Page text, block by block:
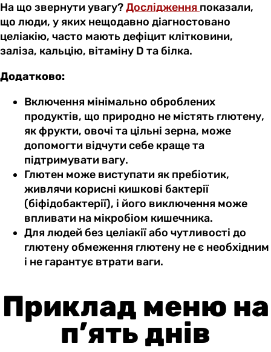
На що звернути увагу?Дослідження показали,
що люди, у яких нещодавно діагностовано
целіакію, часто мають дефіцит клітковини,
заліза, кальцію, вітаміну D та білка.
Додатково:
Включення мінімально оброблених
продуктів, що природно не містять глютену,
як фрукти, овочі та цільні зерна, може
допомогти відчути себе краще та
підтримувати вагу.
Глютен може виступати як пребіотик,
живлячи корисні кишкові бактерії
(біфідобактерії), і його виключення може
впливати на мікробіом кишечника.
Для людей без целіакії або чутливості до
глютену обмеження глютену не є необхідним
і не гарантує втрати ваги.
Приклад меню на
п’ять днів